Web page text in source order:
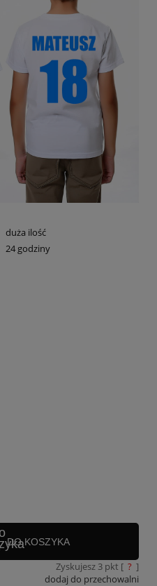
duża ilość
24 godziny
DO KOSZYKA
Zyskujesz 3pkt [ ? ]
dodaj do przechowalni